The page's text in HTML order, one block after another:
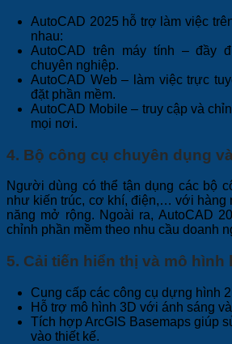
AutoCAD 2025 hỗ trợ làm việc
nhau:
AutoCAD trên máy tính – đầy
chuyên nghiệp.
AutoCAD Web – làm việc trực
đặt phần mềm.
AutoCAD Mobile – truy cập và
mọi nơi.
4. Bộ công cụ chuyên dụng
Người dùng có thể tận dụng các bộ
như kiến trúc, cơ khí, điện,… với hàng
năng mở rộng. Ngoài ra, AutoCAD
chỉnh phần mềm theo nhu cầu doanh
5. Cải tiến hiển thị và mô hình
Cung cấp các công cụ dựng hình
Hỗ trợ mô hình 3D với ánh sáng
Tích hợp ArcGIS Basemaps giúp
vào thiết kế.